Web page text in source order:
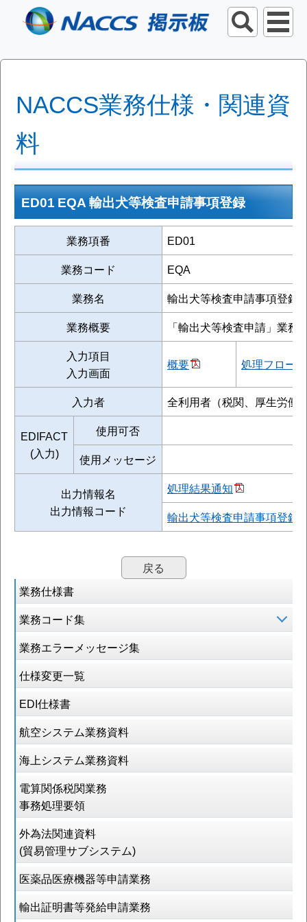
NACCS業務仕様・関連資
料
業務仕様書
業務コード集
業務エラーメッセージ集
仕様変更一覧
EDI仕様書
航空システム業務資料
海上システム業務資料
電算関係税関業務
事務処理要領
外為法関連資料
(貿易管理サブシステム)
医薬品医療機器等申請業務
輸出証明書等発給申請業務
ED01 EQA 輸出犬等検査申請事項登録
業務項番
ED01
業務コード
EQA
業務名
輸出犬等検査申請事項登録
業務概要
「輸出犬等検査申請」業
入力項目
入力画面
概要 処理フロー
入力者 全利用者（税関、厚生労働
EDIFACT
(入力)
使用可否
使用メッセージ
出力情報名
出力情報コード
処理結果通知
輸出犬等検査申請事項登録
戻る